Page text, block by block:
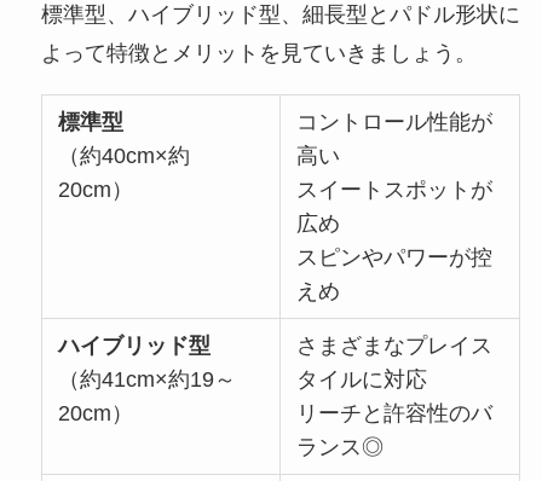
標準型、ハイブリッド型、細長型とパドル形状に
よって特徴とメリットを見ていきましょう。
標準型
（約40cm×約
20cm）
コントロール性能が
高い
スイートスポットが
広め
スピンやパワーが控
えめ
ハイブリッド型
（約41cm×約19～
20cm）
さまざまなプレイス
タイルに対応
リーチと許容性のバ
ランス◎